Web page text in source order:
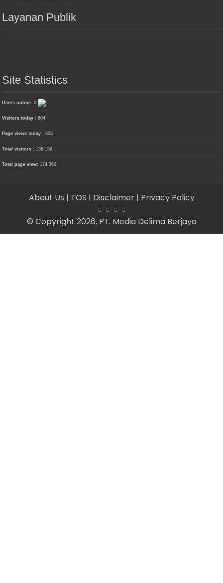
Layanan Publik
Site Statistics
Users online:0
Visitors today :604
Page views today :808
Total visitors : 136,159
Total page view: 174,360
About Us | TOS | Disclaimer | Privacy Policy
© Copyright 2026, PT. Media Delima Berjaya